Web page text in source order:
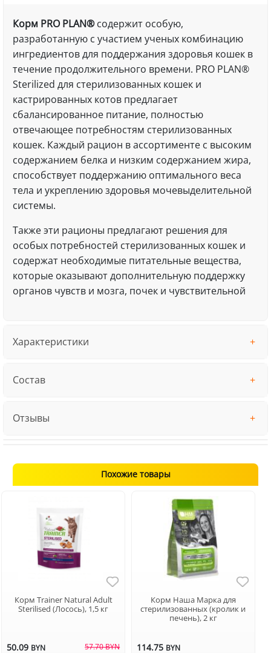
Корм PRO PLAN®содержит особую,
разработанную с участием ученых комбинацию
ингредиентов для поддержания здоровья кошек в
течение продолжительного времени. PRO PLAN®
Sterilized для стерилизованных кошек и
кастрированных котов предлагает
сбалансированное питание, полностью
отвечающее потребностям стерилизованных
кошек. Каждый рацион в ассортименте с высоким
содержанием белка и низким содержанием жира,
способствует поддержанию оптимального веса
тела и укреплению здоровья мочевыделительной
системы.
Также эти рационы предлагают решения для
особых потребностей стерилизованных кошек и
содержат необходимые питательные вещества,
которые оказывают дополнительную поддержку
органов чувств и мозга, почек и чувствительной
Характеристики
Состав
Отзывы
Похожие товары
Корм Trainer Natural Adult
Sterilised (Лосось), 1,5 кг
50.09 BYN 57.70 BYN
Корм Наша Марка для
стерилизованных (кролик и
печень), 2 кг
114.75 BYN